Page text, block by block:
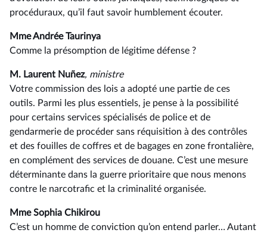
procéduraux, qu’il faut savoir humblement écouter.
Mme Andrée Taurinya
Comme la présomption de légitime défense ?
M. Laurent Nuñez, ministre
Votre commission des lois a adopté une partie de ces
outils. Parmi les plus essentiels, je pense à la possibilité
pour certains services spécialisés de police et de
gendarmerie de procéder sans réquisition à des contrôles
et des fouilles de coffres et de bagages en zone frontalière,
en complément des services de douane. C’est une mesure
déterminante dans la guerre prioritaire que nous menons
contre le narcotrafic et la criminalité organisée.
Mme Sophia Chikirou
C’est un homme de conviction qu’on entend parler… Autant